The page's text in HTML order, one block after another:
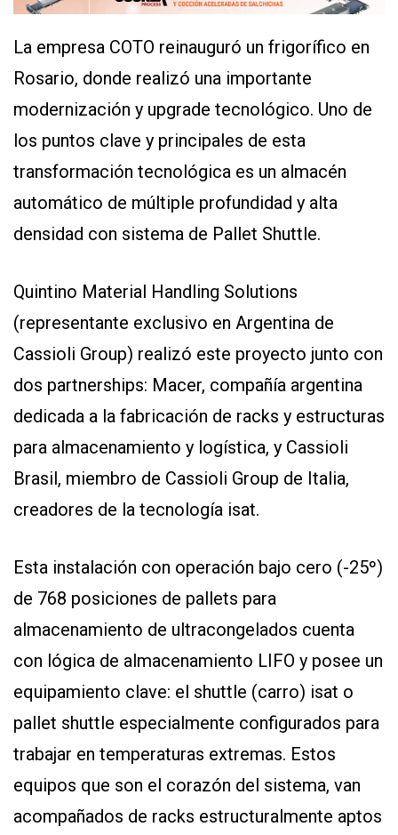
AGRO
CONCURSO
PREMIO
SERVICIOS
CONTÁCTENOS
AYUDA
TÉRMINOS
Y
POLÍTICAS
PRIVACIDAD
DEL
QUIENES
La empresa COTO reinauguró un frigorífico en
Rosario, donde realizó una importante
modernización y upgrade tecnológico. Uno de
los puntos clave y principales de esta
transformación tecnológica es un almacén
automático de múltiple profundidad y alta
densidad con sistema de Pallet Shuttle.
Quintino Material Handling Solutions
(representante exclusivo en Argentina de
Cassioli Group) realizó este proyecto junto con
dos partnerships: Macer, compañía argentina
dedicada a la fabricación de racks y estructuras
para almacenamiento y logística, y Cassioli
Brasil, miembro de Cassioli Group de Italia,
creadores de la tecnología isat.
Esta instalación con operación bajo cero (-25º)
de 768 posiciones de pallets para
almacenamiento de ultracongelados cuenta
con lógica de almacenamiento LIFO y posee un
equipamiento clave: el shuttle (carro) isat o
pallet shuttle especialmente configurados para
trabajar en temperaturas extremas. Estos
equipos que son el corazón del sistema, van
acompañados de racks estructuralmente aptos